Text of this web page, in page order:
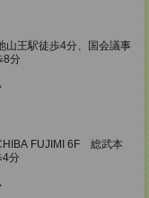
王駅徒歩4分、国会議事
8分
FUJIMI 6F 総武本
4分